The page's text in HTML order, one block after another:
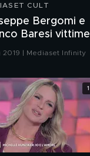
CULT
Bergomi e
Baresi
a parte
2019 | Mediaset Infinity